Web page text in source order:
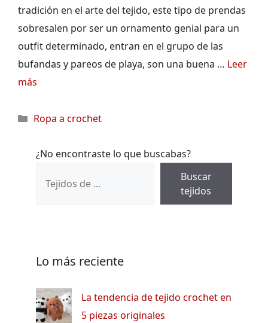
tradición en el arte del tejido, este tipo de prendas
sobresalen por ser un ornamento genial para un
outfit determinado, entran en el grupo de las
bufandas y pareos de playa, son una buena … Leer
más
Categorías
Ropa a crochet
¿No encontraste lo que buscabas?
Buscar
tejidos
Lo más reciente
La tendencia de tejido crochet en
5 piezas originales